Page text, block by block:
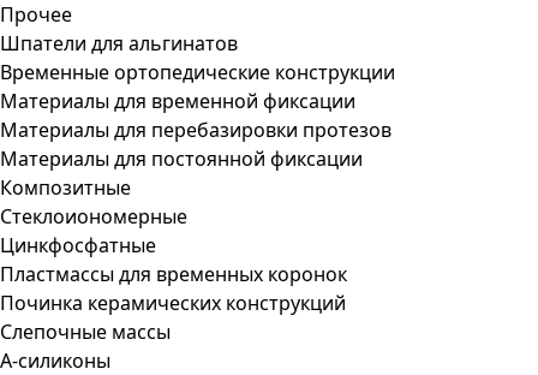
Прочее
Шпатели для альгинатов
Временные ортопедические конструкции
Материалы для временной фиксации
Материалы для перебазировки протезов
Материалы для постоянной фиксации
Композитные
Стеклоиономерные
Цинкфосфатные
Пластмассы для временных коронок
Починка керамических конструкций
Слепочные массы
А-силиконы